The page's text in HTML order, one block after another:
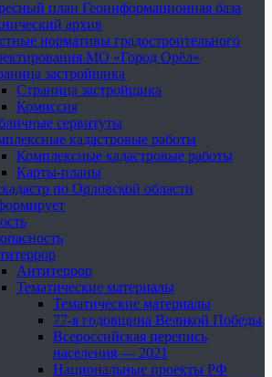
план Геоинформационная база
архив
нормативы градостроительного
МО «Город Орёл»
застройщика
Страница застройщика
Комиссия
сервитуты
кадастровые работы
Комплексные кадастровые работы
Карты-планы
по Орловской области
Антитеррор
Тематические материалы
Тематические материалы
77-я годовщина Великой Победы
Всероссийская перепись
населения — 2021
Национальные проекты РФ